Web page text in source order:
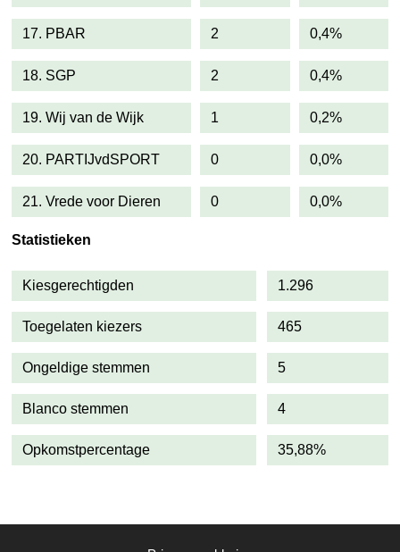
17. PBAR 2 0,4%
18. SGP 2 0,4%
19. Wij van de Wijk 1 0,2%
20. PARTIJvdSPORT 0 0,0%
21. Vrede voor Dieren 0 0,0%
Statistieken
Kiesgerechtigden 1.296
Toegelaten kiezers 465
Ongeldige stemmen 5
Blanco stemmen 4
Opkomstpercentage 35,88%